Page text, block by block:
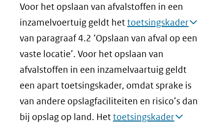
venster)
(verwijst
andere
website)
Voor het opslaan van afvalstoffen in een
inzamelvoertuig geldt hettoetsingskader
van paragraaf 4.2 ‘Opslaan van afval op een
vaste locatie’. Voor het opslaan van
afvalstoffen in een inzamelvaartuig geldt
een apart toetsingskader, omdat sprake is
van andere opslagfaciliteiten en risico’s dan
bij opslag op land. Hettoetsingskader